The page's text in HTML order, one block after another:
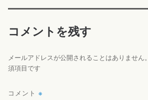
コメントを残す
メールアドレスが公開されることはありません。
須項目です
コメント ※